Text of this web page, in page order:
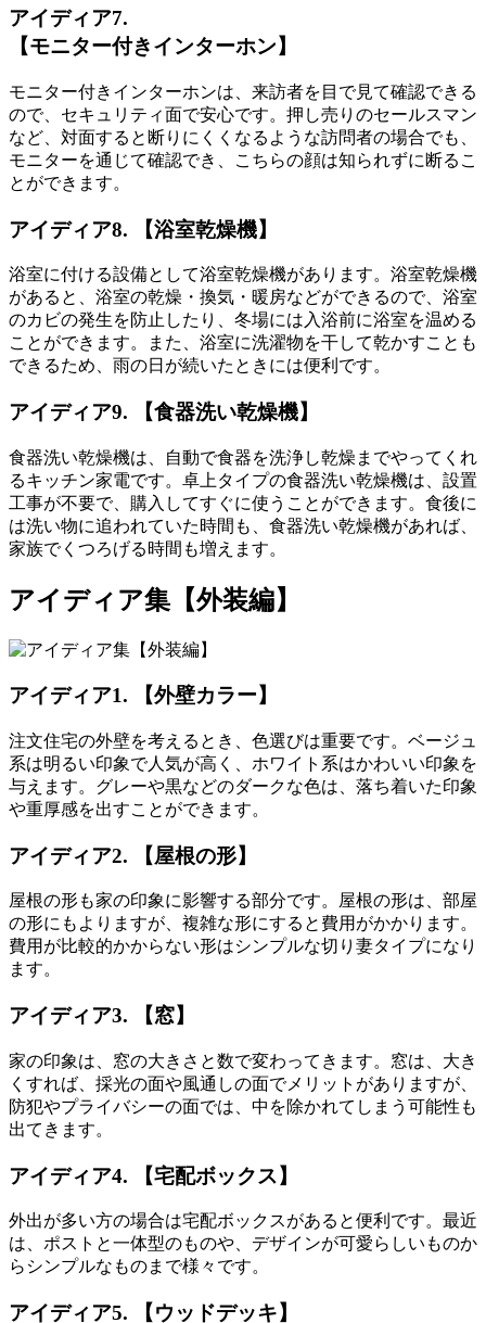
アイディア7.
【モニター付きインターホン】
モニター付きインターホンは、来訪者を目で見て確認できる
ので、 セキュリティ面で安心です。押し売りのセールスマン
など、対面すると断りにくくなるような訪問者の場合でも、
モニターを通じて確認でき、こちらの顔は知られずに断るこ
とができます。
アイディア8. 【浴室乾燥機】
浴室に付ける設備として浴室乾燥機があります。浴室乾燥機
があると、浴室の乾燥・換気・暖房などができるので、浴室
のカビの発生を防止したり、冬場には 入浴前に浴室を温める
ことができます。また、浴室に洗濯物を干して乾かすことも
できるため、雨の日が続いたときには便利です。
アイディア9. 【食器洗い乾燥機】
食器洗い乾燥機は、
自動で食器を洗浄し乾燥までやってくれ
るキッチン家電です。卓上タイプの食器洗い乾燥機は、設置
工事が不要で、購入してすぐに使うことができます。食後に
は洗い物に追われていた時間も、食器洗い乾燥機があれば、
家族でくつろげる時間も増えます。
アイディア集【外装編】
アイディア1. 【外壁カラー】
注文住宅の外壁を考えるとき、色選びは重要です。 ベージュ
系は明るい印象で人気が高く、 ホワイト系はかわいい印象 を
与えます。 グレーや黒などのダークな色は、 落ち着いた印象
や重厚感を出すことができます。
アイディア2. 【屋根の形】
屋根の形も家の印象に影響する部分です。屋根の形は、部屋
の形にもよりますが、複雑な形にすると費用がかかります。
費用が比較的かからない形はシンプルな切り妻タイプになり
ます。
アイディア3. 【窓】
家の印象は、窓の大きさと数で変わってきます。窓は、大き
くすれば、採光の面や風通しの面でメリットがありますが、
防犯やプライバシーの面では、中を除かれてしまう可能性も
出てきます。
アイディア4. 【宅配ボックス】
外出が多い方の場合は宅配ボックスがあると便利です。最近
は、ポストと一体型のものや、デザインが可愛らしいものか
らシンプルなものまで様々です。
アイディア5. 【ウッドデッキ】